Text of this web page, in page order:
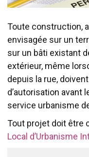
Toute construction,
envisagée sur un
sur un bâti existant
extérieur, même
depuis la rue,
d’autorisation avant
service urbanisme
Tout projet doit être
Local d’Urbanisme